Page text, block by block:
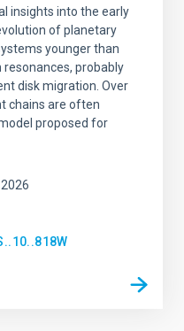
insights into the early
of planetary
younger than
probably
disk migration. Over
chains are often
proposed for
2026